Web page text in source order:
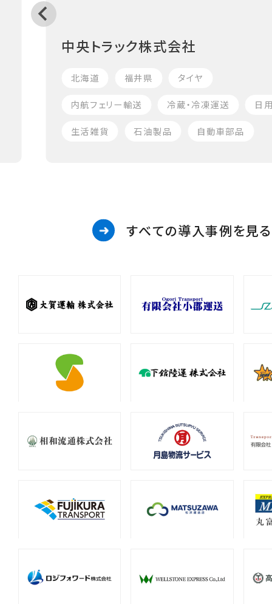
中央トラック株式会社
北海道 福井県 タイヤ
内航フェリー輸送 冷蔵・冷凍運送 日
生活雑貨 石油製品 自動車部品
すべての導入事例を見る